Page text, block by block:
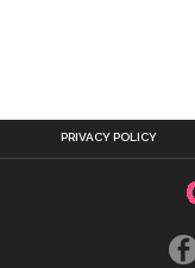
PRIVACY POLICY